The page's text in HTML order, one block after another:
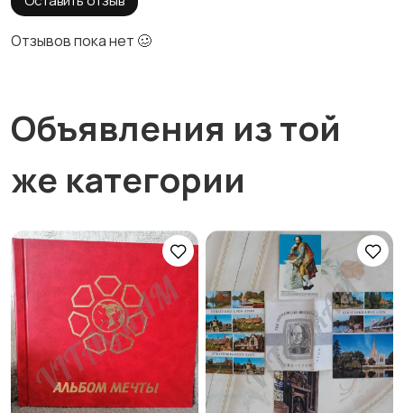
Отзывов пока нет 🥴
Объявления из той
же категории